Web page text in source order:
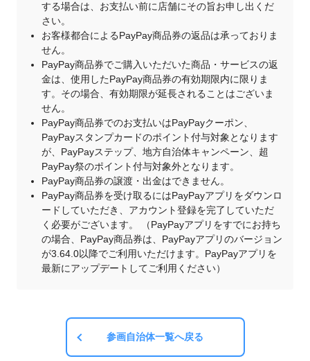
する場合は、お支払い前に店舗にその旨お申し出くだ
さい。
お客様都合によるPayPay商品券の返品は承っておりま
せん。
PayPay商品券でご購入いただいた商品・サービスの返
金は、使用したPayPay商品券の有効期限内に限りま
す。その場合、有効期限が延長されることはございま
せん。
PayPay商品券でのお支払いはPayPayクーポン、
PayPayスタンプカードのポイント付与対象となります
が、PayPayステップ、地方自治体キャンペーン、超
PayPay祭のポイント付与対象外となります。
PayPay商品券の譲渡・出金はできません。
PayPay商品券を受け取るにはPayPayアプリをダウンロ
ードしていただき、アカウント登録を完了していただ
く必要がございます。 （PayPayアプリをすでにお持ち
の場合、PayPay商品券は、PayPayアプリのバージョン
が3.64.0以降でご利用いただけます。PayPayアプリを
最新にアップデートしてご利用ください）
参画自治体一覧へ戻る